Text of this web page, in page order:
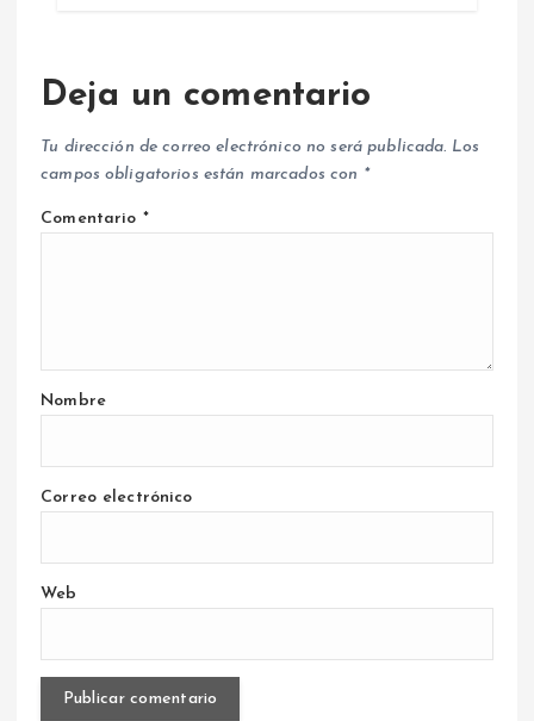
Deja un comentario
Tu dirección de correo electrónico no será publicada. Los
campos obligatorios están marcados con *
Comentario *
Nombre
Correo electrónico
Web